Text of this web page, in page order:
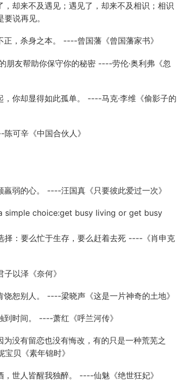
来不及遇见；遇见了，却来不及相识；相识
说再见。
杀身之本。 ----曾国藩《曾国藩家书》
友帮助你保守你的秘密 ----劳伦·奥利弗《忽
却显得如此孤单。 ----马克·李维《偷影子的
辛《中国合伙人》
的心。 ----汪国真《只要彼此爱过一次》
choice:get busy living or get busy
择：要么忙于生存，要么赶着去死 ----《肖申克
以泽《奈何》
别人。 ----梁晓声《这是一片神奇的土地》
时间。 ----萧红《呼兰河传》
有留恋也没有悔改，有的只是一种荒芜之
贝《素年锦时》
人皆醒我独醉。 ----仙魅《绝世狂妃》